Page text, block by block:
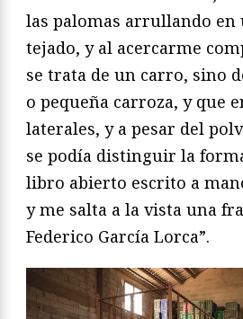
las palomas arrullando en
tejado, y al acercarme
se trata de un carro, sino
o pequeña carroza, y que
laterales, y a pesar del
se podía distinguir la
libro abierto escrito a
y me salta a la vista una
Federico García Lorca”.